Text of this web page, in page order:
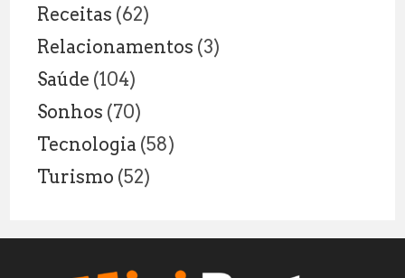
Receitas (62)
Relacionamentos (3)
Saúde (104)
Sonhos (70)
Tecnologia (58)
Turismo (52)